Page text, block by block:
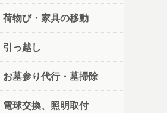
荷物び・家具の移動
引っ越し
お墓参り代行・墓掃除
電球交換、照明取付